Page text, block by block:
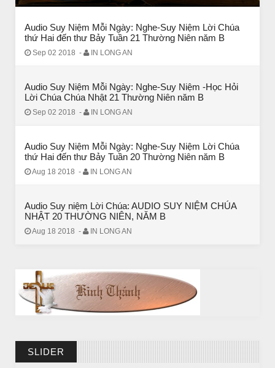
Audio Suy Niệm Mỗi Ngày: Nghe-Suy Niệm Lời Chúa
thứ Hai đến thư Bảy Tuần 21 Thường Niên năm B
Sep 02 2018 - IN LONG AN
Audio Suy Niệm Mỗi Ngày: Nghe-Suy Niệm -Học Hỏi
Lời Chúa Chúa Nhật 21 Thường Niên năm B
Sep 02 2018 - IN LONG AN
Audio Suy Niệm Mỗi Ngày: Nghe-Suy Niệm Lời Chúa
thứ Hai đến thư Bảy Tuần 20 Thường Niên năm B
Aug 18 2018 - IN LONG AN
Audio Suy niệm Lời Chúa: AUDIO SUY NIỆM CHÚA
NHẬT 20 THƯỜNG NIÊN, NĂM B
Aug 18 2018 - IN LONG AN
SLIDER
BÀI NỔI BẬT